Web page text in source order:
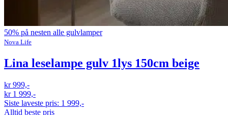
50% på nesten alle gulvlamper
Nova Life
Lina leselampe gulv 1lys 150cm beige
kr 999,-
kr 1 999,-
Siste laveste pris: 1 999,-
Alltid beste pris